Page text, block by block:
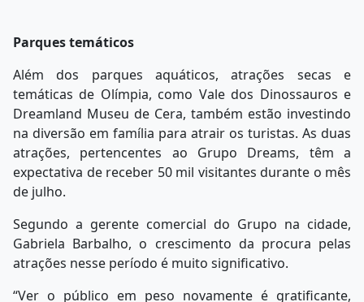
Parques temáticos
Além dos parques aquáticos, atrações secas e
temáticas de Olímpia, como Vale dos Dinossauros e
Dreamland Museu de Cera, também estão investindo
na diversão em família para atrair os turistas. As duas
atrações, pertencentes ao Grupo Dreams, têm a
expectativa de receber 50 mil visitantes durante o mês
de julho.
Segundo a gerente comercial do Grupo na cidade,
Gabriela Barbalho, o crescimento da procura pelas
atrações nesse período é muito significativo.
“Ver o público em peso novamente é gratificante,